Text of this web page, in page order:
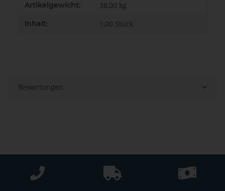
Artikelgewicht: 38,00 kg
Inhalt: 1,00 Stück
Bewertungen